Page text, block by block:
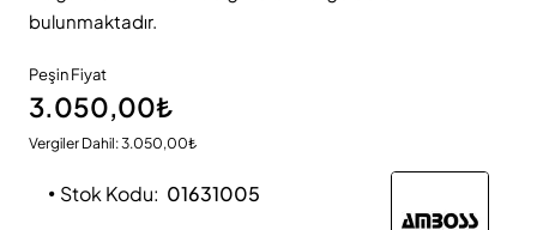
bulunmaktadır.
Peşin Fiyat
3.050,00₺
Vergiler Dahil: 3.050,00₺
Stok Kodu: 01631005